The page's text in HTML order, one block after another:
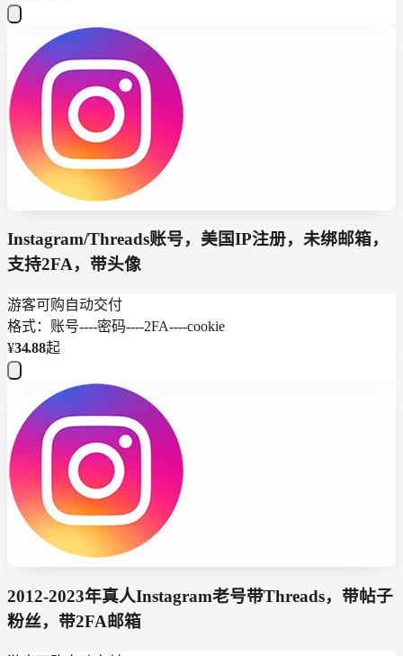
Instagram/Threads账号，美国IP注册，未绑邮箱，
支持2FA，带头像
游客可购自动交付
格式：账号----密码----2FA----cookie
¥34.88起
2012-2023年真人Instagram老号带Threads，带帖子
粉丝，带2FA邮箱